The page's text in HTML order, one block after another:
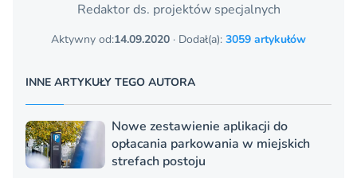
Redaktor ds. projektów specjalnych
Aktywny od:14.09.2020 · Dodał(a): 3059 artykułów
INNE ARTYKUŁY TEGO AUTORA
Nowe zestawienie aplikacji do
opłacania parkowania w miejskich
strefach postoju